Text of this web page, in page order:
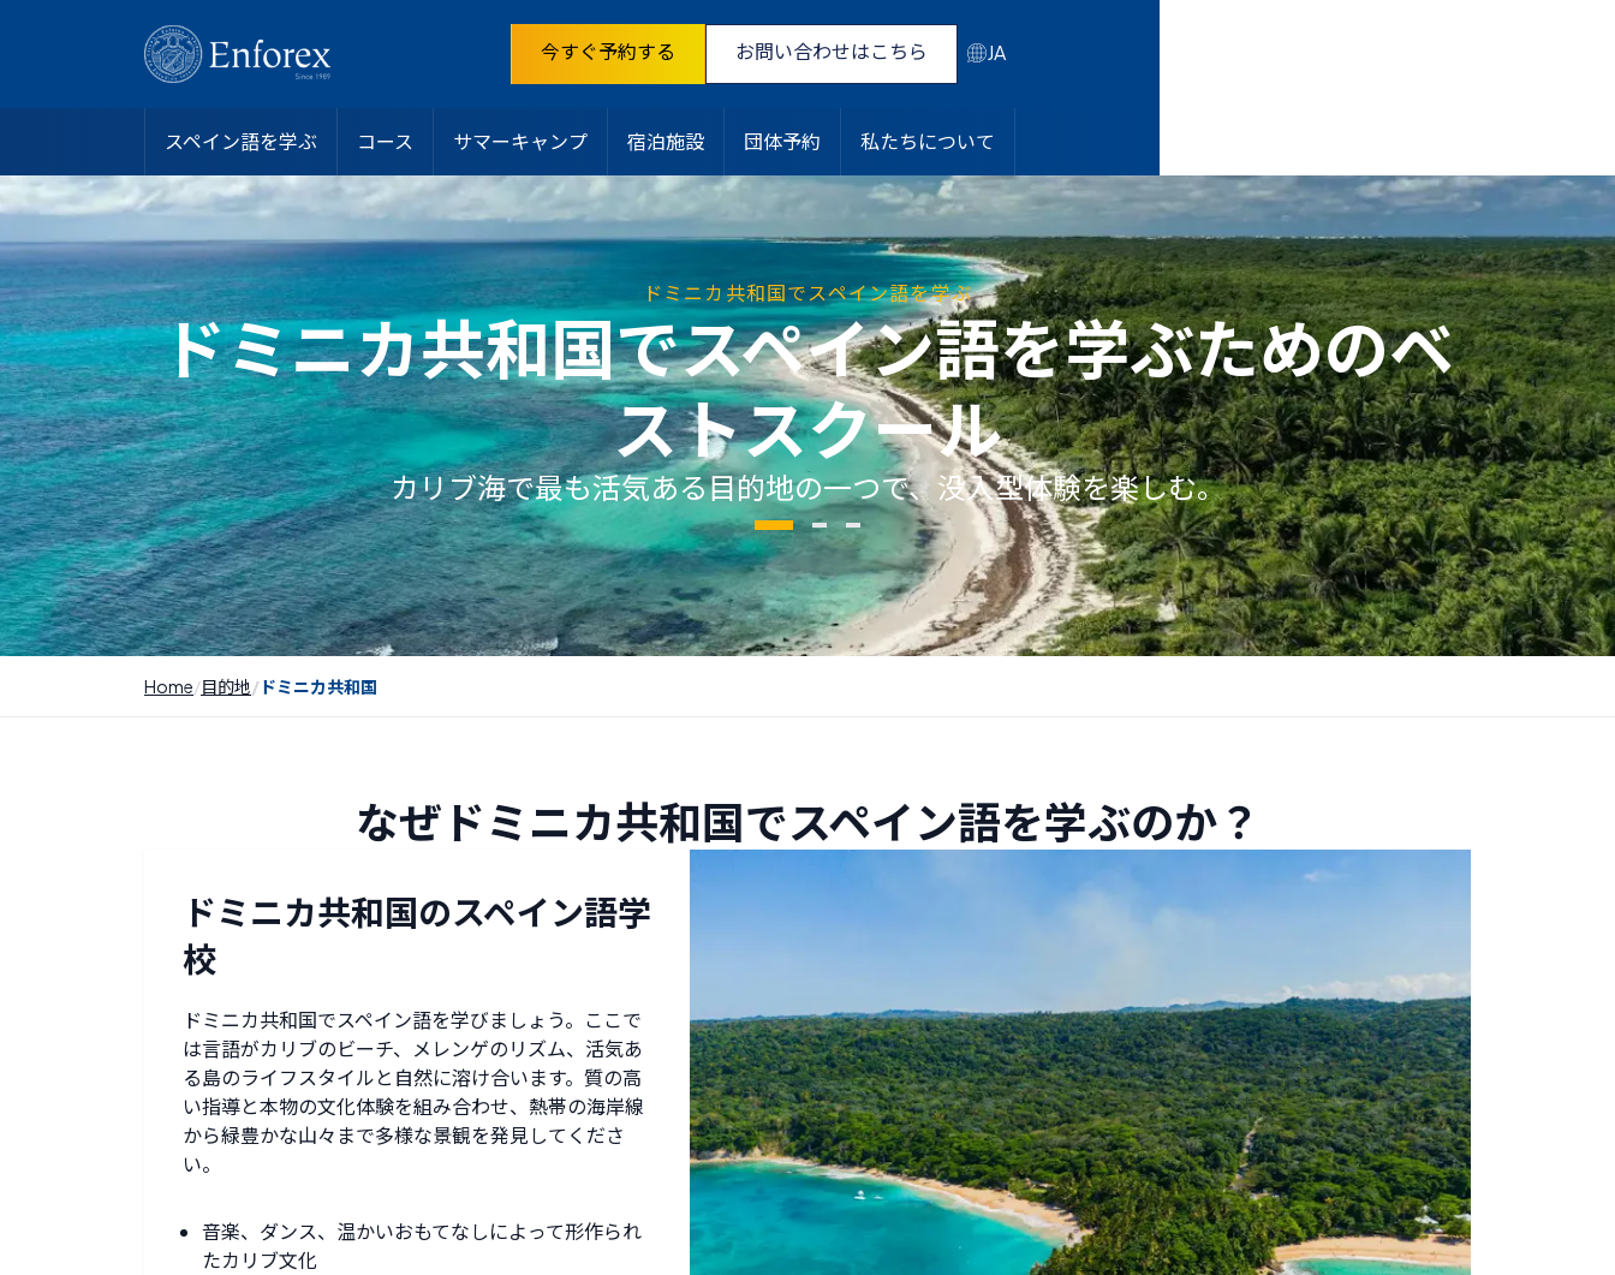
今すぐ予約する お問い合わせはこちら JA
スペイン語を学ぶ コース サマーキャンプ 宿泊施設 団体予約 私たちについて
目的地
スペイン
ラテンアメリカ
スペイン語コース
インテンシブコース
サマーキャンプ
ジュニアおよびヤングアダルト向けプログラム
マンツーマンコース
オンラインスペイン語コース
大学・長期プログラム
50歳以上向けプログラム
スペイン語認定
専門コース
サマーキャンプ
アリカンテ
バルセロナビーチ
バルセロナ中心部
マドリード
マラガ
マルベーラ・エルビリア
マルベーラ中心部
サラマンカ
バレンシアビーチ
リーダーシッププログラム
ホストファミリー
学生寮
シェアアパート
その他のオプション
なぜEnforexを選ぶのか？
認定
学生ビザ
お問い合わせ
私たちのチームに参加する
よくある質問
スペイン語レベルテスト
ブログ
ドミニカ共和国でスペイン語を学ぶ
ドミニカ共和国でスペイン語を学ぶためのベ
ストスクール
カリブ海で最も活気ある目的地の一つで、没入型体験を楽しむ。
Home 目的地 ドミニカ共和国
なぜドミニカ共和国でスペイン語を学ぶのか？
ドミニカ共和国のスペイン語学
校
ドミニカ共和国でスペイン語を学びましょう。ここで
は言語がカリブのビーチ、メレンゲのリズム、活気あ
る島のライフスタイルと自然に溶け合います。質の高
い指導と本物の文化体験を組み合わせ、熱帯の海岸線
から緑豊かな山々まで多様な景観を発見してくださ
い。
音楽、ダンス、温かいおもてなしによって形作られ
たカリブ文化